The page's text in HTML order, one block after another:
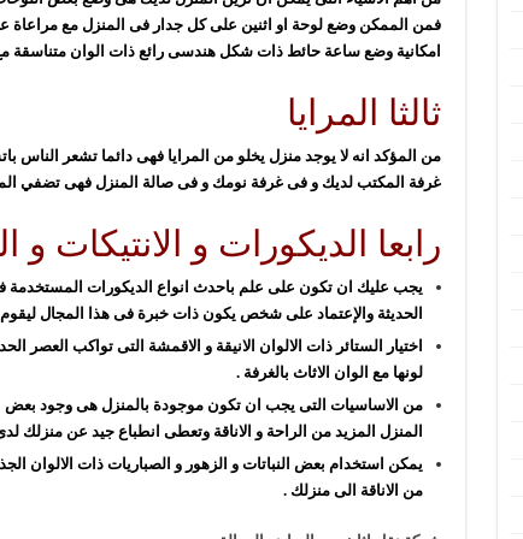
فمن الممكن وضع لوحة او اثنين على كل جدار فى المنزل مع مراعاة
امكانية وضع ساعة حائط ذات شكل هندسى رائع ذات الوان متناسقة
ثالثا المرايا
من المؤكد انه لا يوجد منزل يخلو من المرايا فهى دائما تشعر الناس
غرفة المكتب لديك و فى غرفة نومك و فى صالة المنزل فهى تضفي
رابعا الديكورات و الانتيكات و
يجب عليك ان تكون على علم باحدث انواع الديكورات المستخدمة
الحديثة والإعتماد على شخص يكون ذات خبرة فى هذا المجال
اختيار الستائر ذات الالوان الانيقة و الاقمشة التى تواكب
لونها مع الوان الاثاث بالغرفة .
من الاساسيات التى يجب ان تكون موجودة بالمنزل هى وجود بعض
المنزل المزيد من الراحة و الاناقة وتعطى انطباع جيد عن منزلك
يمكن استخدام بعض النباتات و الزهور و الصباريات ذات الالوان
من الاناقة الى منزلك .